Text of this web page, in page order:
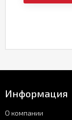
Информация
О компании